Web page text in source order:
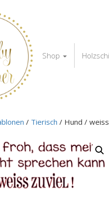
Shop
/ Tierisch / Hund /